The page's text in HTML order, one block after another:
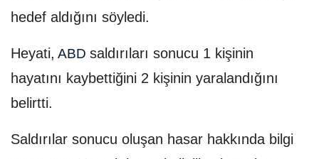
hedef aldığını söyledi.
Heyati, ABD saldırıları sonucu 1 kişinin
hayatını kaybettiğini 2 kişinin yaralandığını
belirtti.
Saldırılar sonucu oluşan hasar hakkında bilgi